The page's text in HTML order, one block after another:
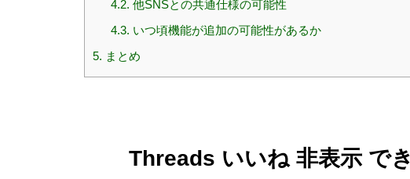
4.2. 他SNSとの共通仕様の可能性
4.3. いつ頃機能が追加の可能性があるか
5. まとめ
Threads いいね 非表示 で